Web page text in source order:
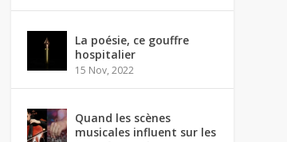
La poésie, ce gouffre
hospitalier
15 Nov, 2022
Quand les scènes
musicales influent sur les